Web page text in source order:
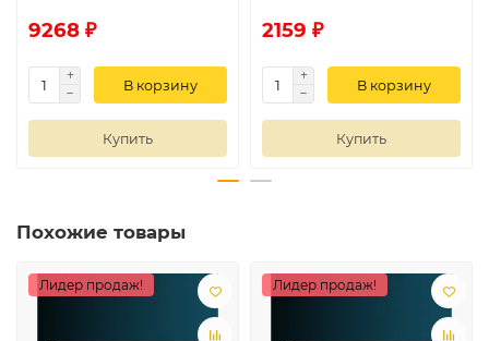
9268 ₽
В корзину
Купить
2159 ₽
В корзину
Купить
Похожие товары
Лидер продаж! Лидер продаж!